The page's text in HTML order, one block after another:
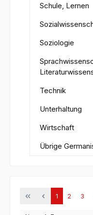
Schule, Lernen
Soziologie
Technik
Unterhaltung
Wirtschaft
Übrige
Seite
1 Seite
2 3